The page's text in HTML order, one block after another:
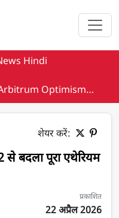
Hindi
Optimism
शेयर करें:
बदला पूरा एथेरियम
प्रकाशित
22 अप्रैल 2026